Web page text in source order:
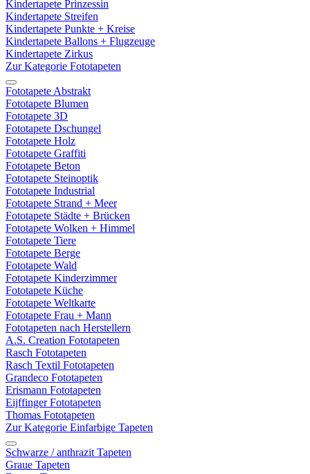
Kindertapete Prinzessin
Kindertapete Streifen
Kindertapete Punkte + Kreise
Kindertapete Ballons + Flugzeuge
Kindertapete Zirkus
Zur Kategorie Fototapeten
Fototapete Abstrakt
Fototapete Blumen
Fototapete 3D
Fototapete Dschungel
Fototapete Holz
Fototapete Graffiti
Fototapete Beton
Fototapete Steinoptik
Fototapete Industrial
Fototapete Strand + Meer
Fototapete Städte + Brücken
Fototapete Wolken + Himmel
Fototapete Tiere
Fototapete Berge
Fototapete Wald
Fototapete Kinderzimmer
Fototapete Küche
Fototapete Weltkarte
Fototapete Frau + Mann
Fototapeten nach Herstellern
A.S. Creation Fototapeten
Rasch Fototapeten
Rasch Textil Fototapeten
Grandeco Fototapeten
Erismann Fototapeten
Eijffinger Fototapeten
Thomas Fototapeten
Zur Kategorie Einfarbige Tapeten
Schwarze / anthrazit Tapeten
Graue Tapeten